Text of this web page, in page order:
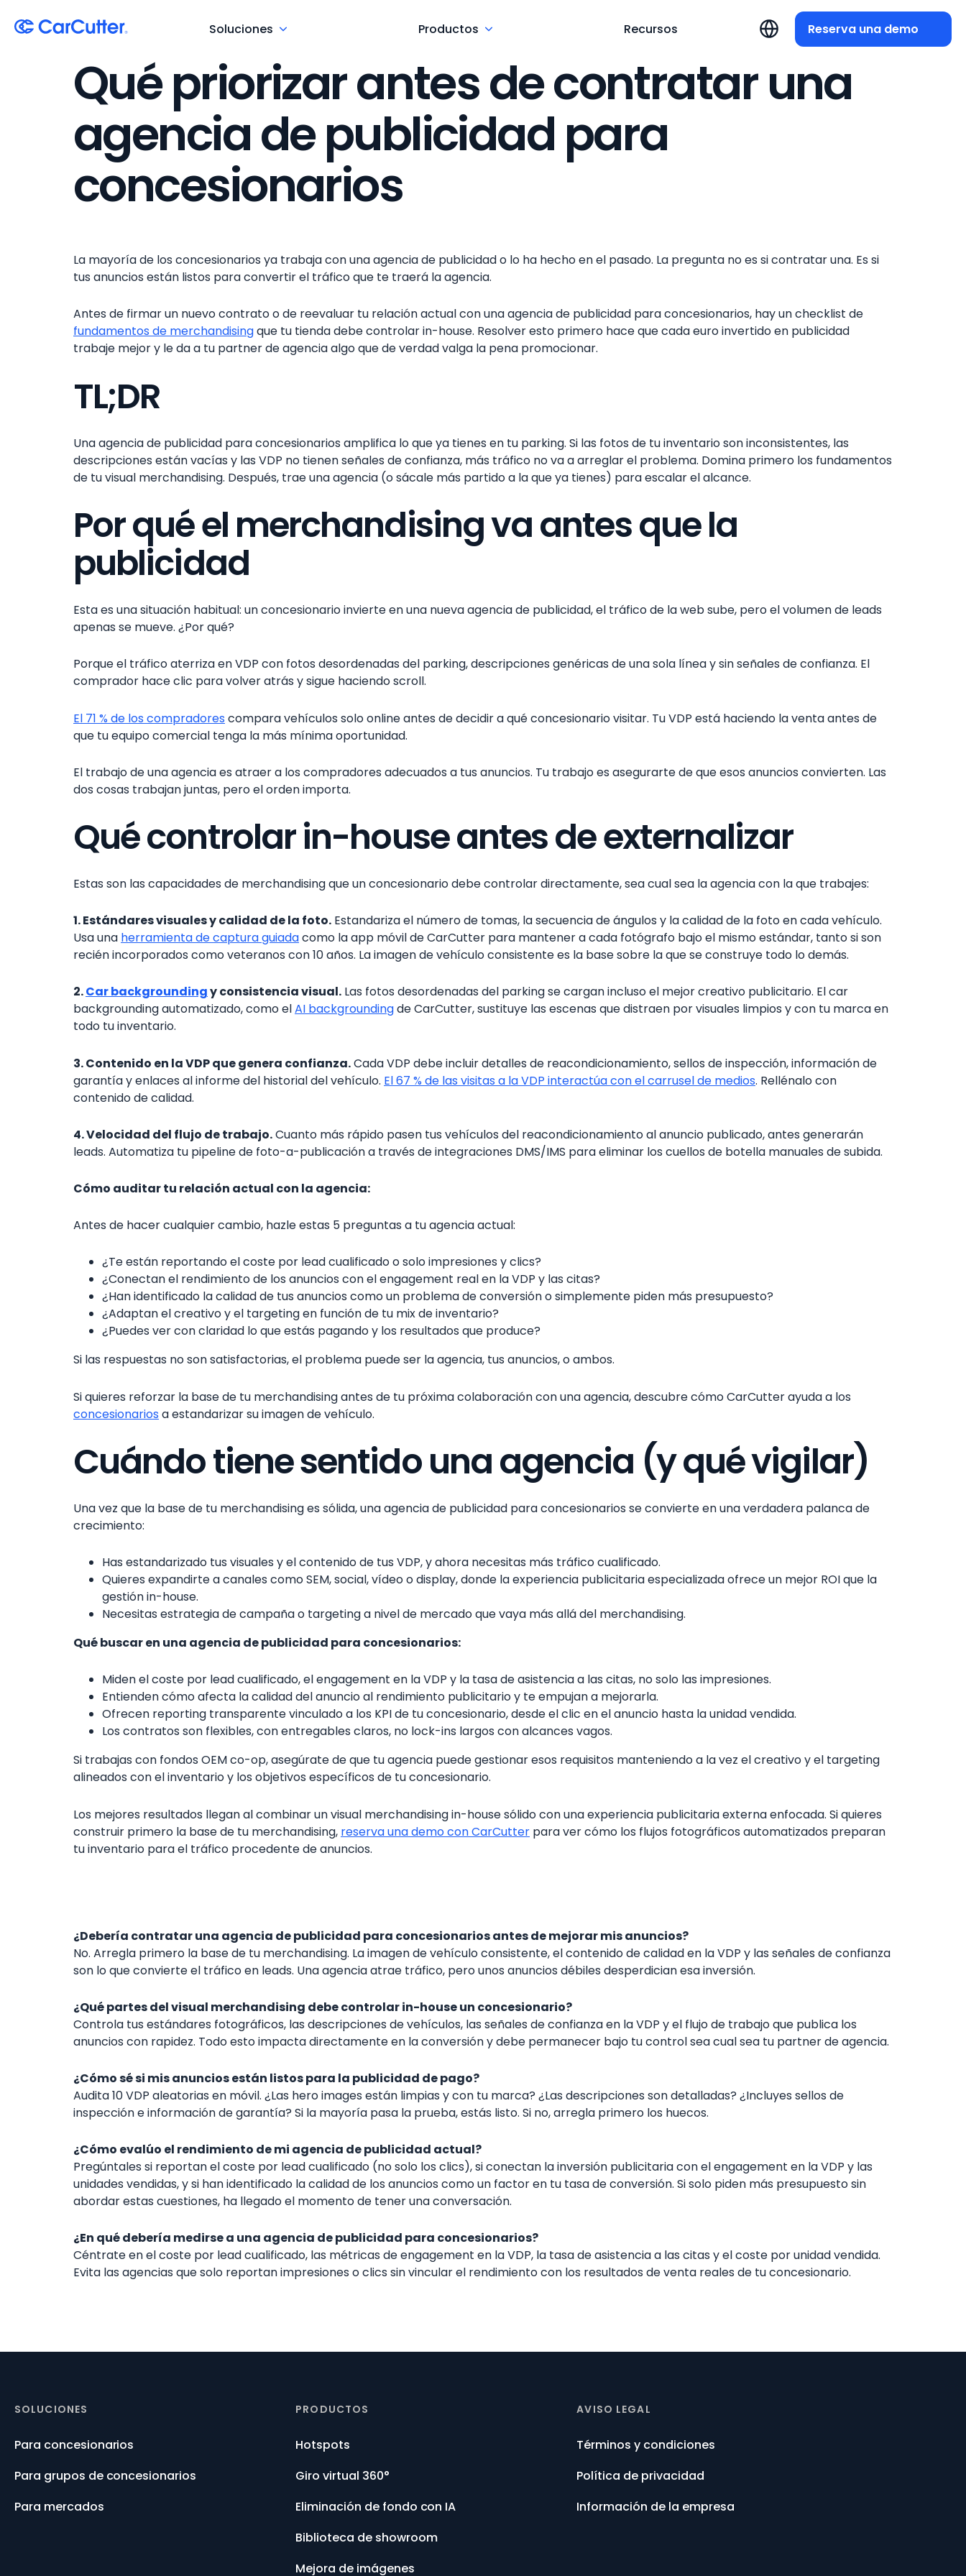
Soluciones Productos Recursos Reserva una demo
Qué priorizar antes de contratar una
agencia de publicidad para
concesionarios
La mayoría de los concesionarios ya trabaja con una agencia de publicidad o lo ha hecho en el pasado. La pregunta no es si contratar una. Es si
tus anuncios están listos para convertir el tráfico que te traerá la agencia.
Antes de firmar un nuevo contrato o de reevaluar tu relación actual con una agencia de publicidad para concesionarios, hay un checklist de
fundamentos de merchandisingque tu tienda debe controlar in-house. Resolver esto primero hace que cada euro invertido en publicidad
trabaje mejor y le da a tu partner de agencia algo que de verdad valga la pena promocionar.
TL;DR
Una agencia de publicidad para concesionarios amplifica lo que ya tienes en tu parking. Si las fotos de tu inventario son inconsistentes, las
descripciones están vacías y las VDP no tienen señales de confianza, más tráfico no va a arreglar el problema. Domina primero los fundamentos
de tu visual merchandising. Después, trae una agencia (o sácale más partido a la que ya tienes) para escalar el alcance.
Por qué el merchandising va antes que la
publicidad
Esta es una situación habitual: un concesionario invierte en una nueva agencia de publicidad, el tráfico de la web sube, pero el volumen de leads
apenas se mueve. ¿Por qué?
Porque el tráfico aterriza en VDP con fotos desordenadas del parking, descripciones genéricas de una sola línea y sin señales de confianza. El
comprador hace clic para volver atrás y sigue haciendo scroll.
El 71 % de los compradorescompara vehículos solo online antes de decidir a qué concesionario visitar. Tu VDP está haciendo la venta antes de
que tu equipo comercial tenga la más mínima oportunidad.
El trabajo de una agencia es atraer a los compradores adecuados a tus anuncios. Tu trabajo es asegurarte de que esos anuncios convierten. Las
dos cosas trabajan juntas, pero el orden importa.
Qué controlar in-house antes de externalizar
Estas son las capacidades de merchandising que un concesionario debe controlar directamente, sea cual sea la agencia con la que trabajes:
1. Estándares visuales y calidad de la foto. Estandariza el número de tomas, la secuencia de ángulos y la calidad de la foto en cada vehículo.
Usa una herramienta de captura guiadacomo la app móvil de CarCutter para mantener a cada fotógrafo bajo el mismo estándar, tanto si son
recién incorporados como veteranos con 10 años. La imagen de vehículo consistente es la base sobre la que se construye todo lo demás.
2.Car backgroundingy consistencia visual. Las fotos desordenadas del parking se cargan incluso el mejor creativo publicitario. El car
backgrounding automatizado, como elAI backgroundingde CarCutter, sustituye las escenas que distraen por visuales limpios y con tu marca en
todo tu inventario.
3. Contenido en la VDP que genera confianza.Cada VDP debe incluir detalles de reacondicionamiento, sellos de inspección, información de
garantía y enlaces al informe del historial del vehículo. El 67 % de las visitas a la VDP interactúa con el carrusel de medios. Rellénalo con
contenido de calidad.
4. Velocidad del flujo de trabajo.Cuanto más rápido pasen tus vehículos del reacondicionamiento al anuncio publicado, antes generarán
leads. Automatiza tu pipeline de foto-a-publicación a través de integraciones DMS/IMS para eliminar los cuellos de botella manuales de subida.
Cómo auditar tu relación actual con la agencia:
Antes de hacer cualquier cambio, hazle estas 5 preguntas a tu agencia actual:
¿Te están reportando el coste por lead cualificado o solo impresiones y clics?
¿Conectan el rendimiento de los anuncios con el engagement real en la VDP y las citas?
¿Han identificado la calidad de tus anuncios como un problema de conversión o simplemente piden más presupuesto?
¿Adaptan el creativo y el targeting en función de tu mix de inventario?
¿Puedes ver con claridad lo que estás pagando y los resultados que produce?
Si las respuestas no son satisfactorias, el problema puede ser la agencia, tus anuncios, o ambos.
Si quieres reforzar la base de tu merchandising antes de tu próxima colaboración con una agencia, descubre cómo CarCutter ayuda a los
concesionariosa estandarizar su imagen de vehículo.
Cuándo tiene sentido una agencia (y qué vigilar)
Una vez que la base de tu merchandising es sólida, una agencia de publicidad para concesionarios se convierte en una verdadera palanca de
crecimiento:
Has estandarizado tus visuales y el contenido de tus VDP, y ahora necesitas más tráfico cualificado.
Quieres expandirte a canales como SEM, social, vídeo o display, donde la experiencia publicitaria especializada ofrece un mejor ROI que la
gestión in-house.
Necesitas estrategia de campaña o targeting a nivel de mercado que vaya más allá del merchandising.
Qué buscar en una agencia de publicidad para concesionarios:
Miden el coste por lead cualificado, el engagement en la VDP y la tasa de asistencia a las citas, no solo las impresiones.
Entienden cómo afecta la calidad del anuncio al rendimiento publicitario y te empujan a mejorarla.
Ofrecen reporting transparente vinculado a los KPI de tu concesionario, desde el clic en el anuncio hasta la unidad vendida.
Los contratos son flexibles, con entregables claros, no lock-ins largos con alcances vagos.
Si trabajas con fondos OEM co-op, asegúrate de que tu agencia puede gestionar esos requisitos manteniendo a la vez el creativo y el targeting
alineados con el inventario y los objetivos específicos de tu concesionario.
Los mejores resultados llegan al combinar un visual merchandising in-house sólido con una experiencia publicitaria externa enfocada. Si quieres
construir primero la base de tu merchandising, reserva una demo con CarCutter para ver cómo los flujos fotográficos automatizados preparan
tu inventario para el tráfico procedente de anuncios.
¿Debería contratar una agencia de publicidad para concesionarios antes de mejorar mis anuncios?
No. Arregla primero la base de tu merchandising. La imagen de vehículo consistente, el contenido de calidad en la VDP y las señales de confianza
son lo que convierte el tráfico en leads. Una agencia atrae tráfico, pero unos anuncios débiles desperdician esa inversión.
¿Qué partes del visual merchandising debe controlar in-house un concesionario?
Controla tus estándares fotográficos, las descripciones de vehículos, las señales de confianza en la VDP y el flujo de trabajo que publica los
anuncios con rapidez. Todo esto impacta directamente en la conversión y debe permanecer bajo tu control sea cual sea tu partner de agencia.
¿Cómo sé si mis anuncios están listos para la publicidad de pago?
Audita 10 VDP aleatorias en móvil. ¿Las hero images están limpias y con tu marca? ¿Las descripciones son detalladas? ¿Incluyes sellos de
inspección e información de garantía? Si la mayoría pasa la prueba, estás listo. Si no, arregla primero los huecos.
¿Cómo evalúo el rendimiento de mi agencia de publicidad actual?
Pregúntales si reportan el coste por lead cualificado (no solo los clics), si conectan la inversión publicitaria con el engagement en la VDP y las
unidades vendidas, y si han identificado la calidad de los anuncios como un factor en tu tasa de conversión. Si solo piden más presupuesto sin
abordar estas cuestiones, ha llegado el momento de tener una conversación.
¿En qué debería medirse a una agencia de publicidad para concesionarios?
Céntrate en el coste por lead cualificado, las métricas de engagement en la VDP, la tasa de asistencia a las citas y el coste por unidad vendida.
Evita las agencias que solo reportan impresiones o clics sin vincular el rendimiento con los resultados de venta reales de tu concesionario.
SOLUCIONES
Para concesionarios
Para grupos de concesionarios
Para mercados
PRODUCTOS
Hotspots
Giro virtual 360°
Eliminación de fondo con IA
Biblioteca de showroom
Mejora de imágenes
AVISO LEGAL
Términos y condiciones
Política de privacidad
Información de la empresa